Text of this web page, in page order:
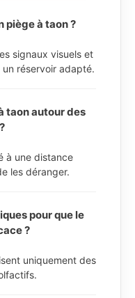
piège à taon ?
signaux visuels et
réservoir adapté.
taon autour des
à une distance
les déranger.
pour que le
?
uniquement des